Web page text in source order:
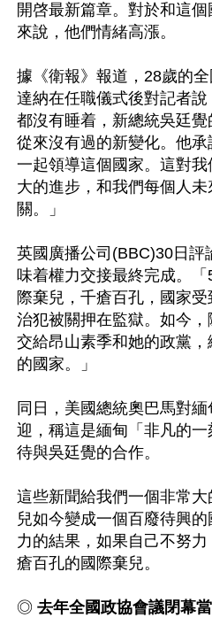
開啓最新篇章。對於和這
來說，他們情緒高漲。
據《衛報》報道，28歲的
達納在任職儀式後對記者
都沒有睡着，新總統吳廷
從來沒有過的新變化。他
一起領導這個國家。這對
大的進步，和我們每個人
關。」
英國廣播公司(BBC)30日評
味着權力交接最終完成。
際棄兒，千瘡百孔，國家
治犯被關押在監獄。如今
交給昂山素季和她的政黨
的國家。」
同日，美國總統奧巴馬對
迎，稱這是緬甸「非凡的
待與吳廷覺的合作。
這些新聞給我們一個非常
兒如今變成一個百廢待興
力的結果，如果自己不努
瘡百孔的國際棄兒。
◎ 去年全國政協會議閉幕